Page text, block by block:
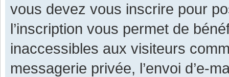
vous devez vous inscrire pour
l’inscription vous permet de
inaccessibles aux visiteurs
messagerie privée, l’envoi d’e-